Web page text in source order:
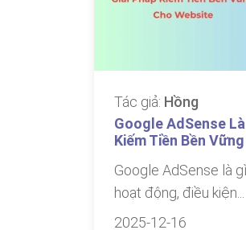
Tác giả: Hồng
Google AdSense
Kiếm Tiền Bền
Google AdSense là
hoạt động, điều kiện...
2025-12-16